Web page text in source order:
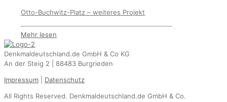
Otto-Buchwitz-Platz – weiteres Projekt
Mehr lesen
Denkmaldeutschland.de GmbH & Co KG
An der Steig 2 | 88483 Burgrieden
Impressum
Datenschutz
All Rights Reserved. Denkmaldeutschland.de GmbH & Co.